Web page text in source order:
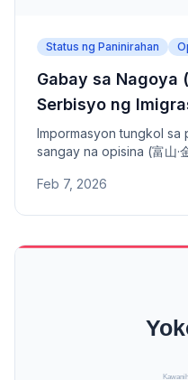
Status ng Paninirahan
Gabay sa Nagoya
Serbisyo ng
Impormasyon tungkol sa
sangay na opisina (富山·金
Imigrasyon - address,
Feb 7, 2026